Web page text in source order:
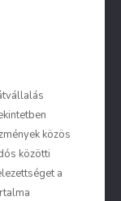
közös
közötti
a